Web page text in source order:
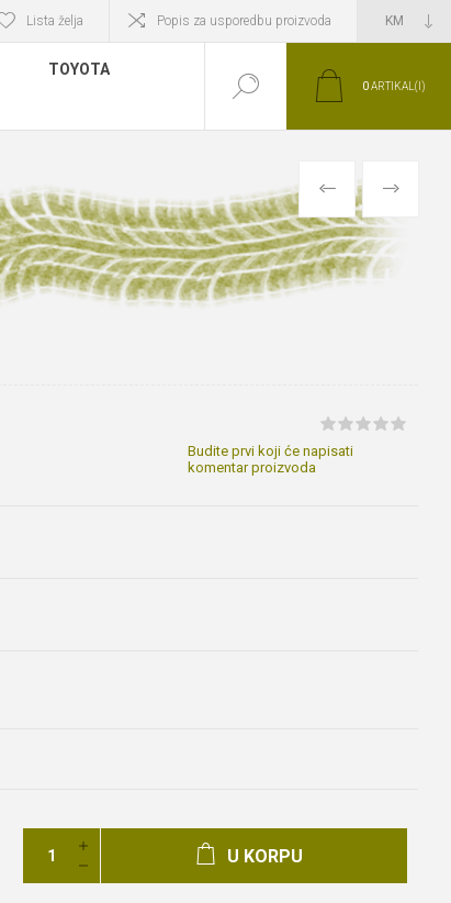
Lista želja Popis za usporedbu proizvoda
TOYOTA
0ARTIKAL(I)
PRETHODNI
SLIJEDEĆI
Budite prvi koji će napisati
komentar proizvoda
U KORPU